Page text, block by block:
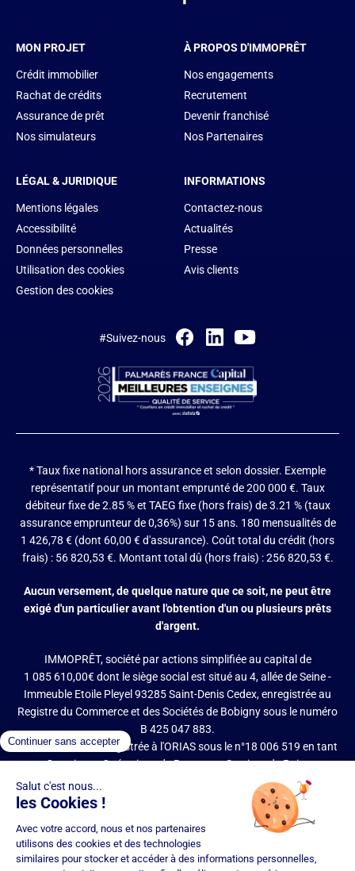
MON PROJET
Crédit immobilier
Rachat de crédits
Assurance de prêt
Nos simulateurs
À PROPOS D'IMMOPRÊT
Nos engagements
Recrutement
Devenir franchisé
Nos Partenaires
LÉGAL & JURIDIQUE
Mentions légales
Accessibilité
Données personnelles
Utilisation des cookies
Gestion des cookies
INFORMATIONS
Contactez-nous
Actualités
Presse
Avis clients
#Suivez-nous
* Taux fixe national hors assurance et selon dossier. Exemple
représentatif pour un montant emprunté de 200 000 €. Taux
débiteur fixe de 2.85 % et TAEG fixe (hors frais) de 3.21 % (taux
assurance emprunteur de 0,36%) sur 15 ans. 180 mensualités de
1 426,78 € (dont 60,00 € d'assurance). Coût total du crédit (hors
frais) : 56 820,53 €. Montant total dû (hors frais) : 256 820,53 €.
Aucun versement, de quelque nature que ce soit, ne peut être
exigé d'un particulier avant l'obtention d'un ou plusieurs prêts
d'argent.
IMMOPRÊT, société par actions simplifiée au capital de
1 085 610,00€ dont le siège social est situé au 4, allée de Seine -
Immeuble Etoile Pleyel 93285 Saint-Denis Cedex, enregistrée au
Registre du Commerce et des Sociétés de Bobigny sous le numéro
B 425 047 883.
IMMOPRÊT est enregistrée à l'ORIAS sous le n°18 006 519 en tant
que Courtier en Opérations de Banque et Services de Paiement
(COBSP), Mandataire d'intermédiaire en opérations de banque et
services de paiement (MIOBSP) de la société Partners Finances
(RCS Nancy n°404 681 496, Mandataire Non Exclusif, ORIAS n°07
036 794) pour le Regroupement de crédits et Courtier d'assurance
ou de réassurance (COA).
Société soumise au contrôle de l'Autorité de Contrôle Prudentiel et